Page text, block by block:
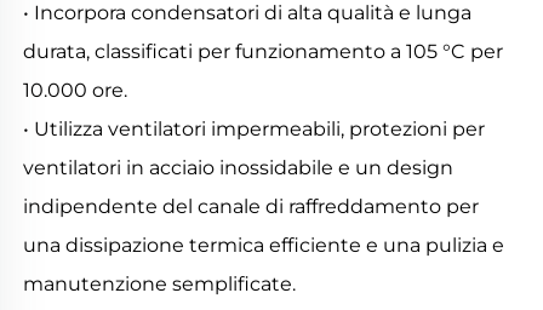
• Incorpora condensatori di alta qualità e lunga
durata, classificati per funzionamento a 105 °C per
10.000 ore.
• Utilizza ventilatori impermeabili, protezioni per
ventilatori in acciaio inossidabile e un design
indipendente del canale di raffreddamento per
una dissipazione termica efficiente e una pulizia e
manutenzione semplificate.